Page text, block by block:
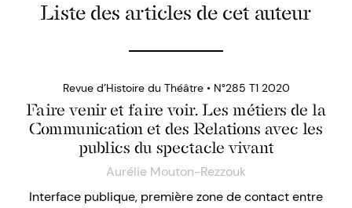
Liste des articles de cet auteur
Revue d’Histoire du Théâtre • N°285 T1 2020
Faire venir et faire voir. Les métiers de la
Communication et des Relations avec les
publics du spectacle vivant
Aurélie Mouton-Rezzouk
Interface publique, première zone de contact entre